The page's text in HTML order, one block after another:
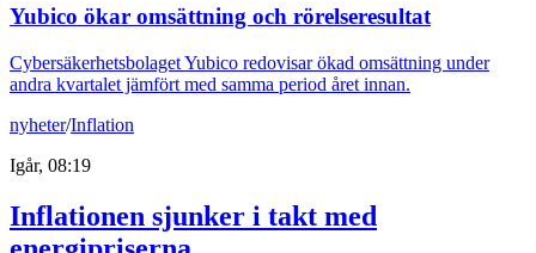
Yubico ökar omsättning och rörelseresultat
Cybersäkerhetsbolaget Yubico redovisar ökad omsättning under
andra kvartalet jämfört med samma period året innan.
nyheter/Inflation
Igår, 08:19
Inflationen sjunker i takt med